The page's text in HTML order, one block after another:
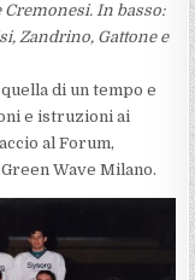
In basso:
Zandrino, Gattone e
di un tempo e
e istruzioni ai
al Forum,
Wave Milano.